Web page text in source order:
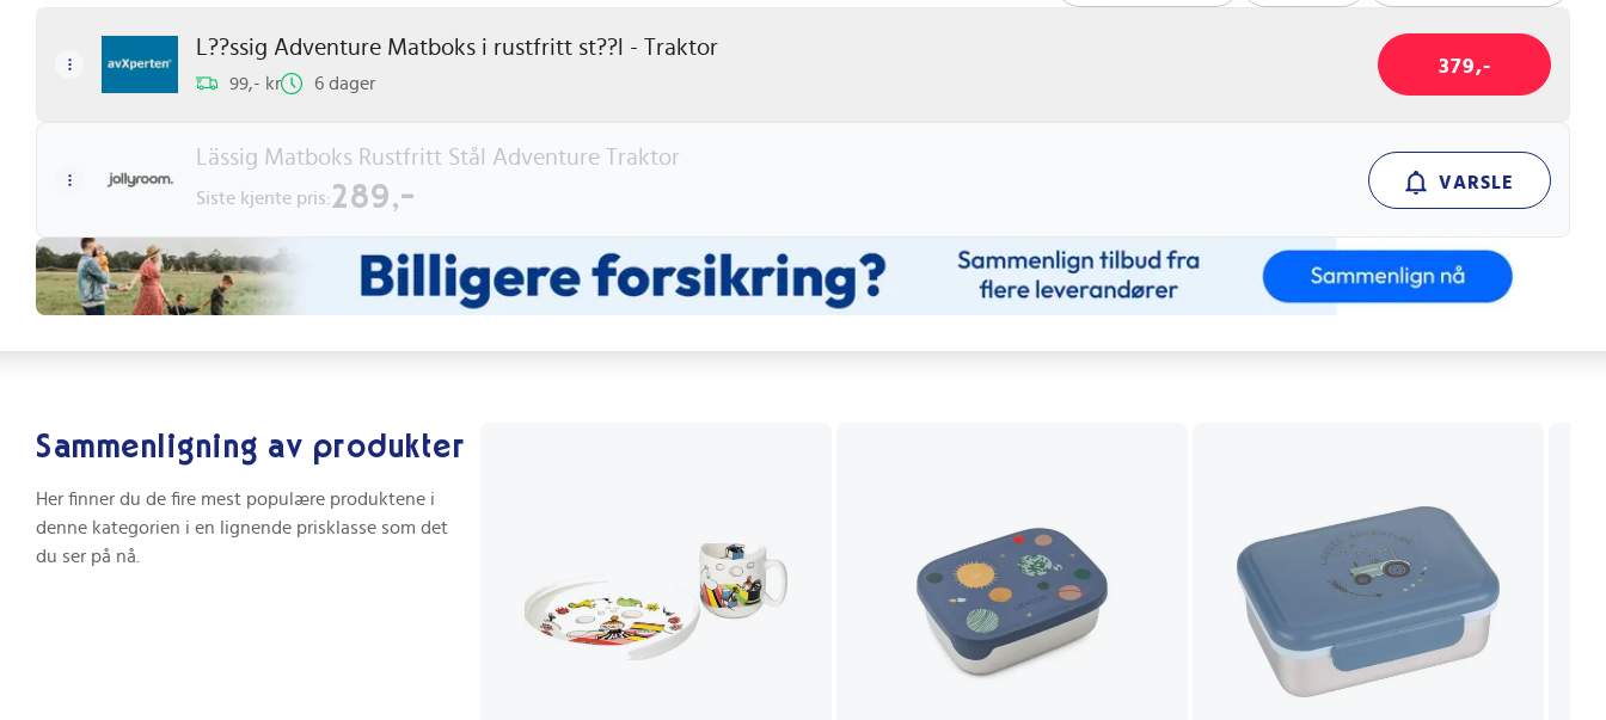
L??ssig Adventure Matboks i rustfritt st??l - Traktor
99,- kr 6 dager
379,-
Lässig Matboks Rustfritt Stål Adventure Traktor
Siste kjente pris:289,- VARSLE
Sammenligning av produkter
Her finner du de fire mest populære produktene i
denne kategorien i en lignende prisklasse som det
du ser på nå.